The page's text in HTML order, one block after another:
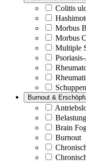
Colitis
Morbus
Morbus
Multiple
Burnout &
Brain
Burnout